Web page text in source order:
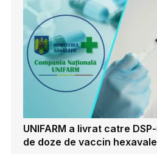
UNIFARM a livrat catre
de doze de vaccin